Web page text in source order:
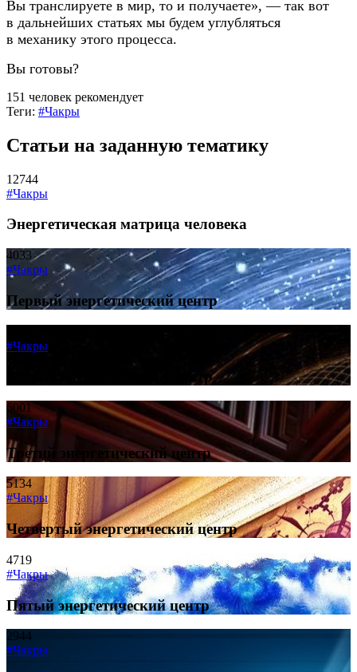
Вы транслируете в мир, то и получаете», — так вот
в дальнейших статьях мы будем углубляться
в механику этого процесса.
Вы готовы?
151 человек рекомендует
Теги: #Чакры
Статьи на заданную тематику
12744
#Чакры
Энергетическая матрица человека
4033
#Чакры
Первый энергетический центр
#Чакры
Второй энергетический центр
6001
#Чакры
Третий энергетический центр
5134
#Чакры
Четвертый энергетический центр
4719
#Чакры
Пятый энергетический центр
2944
#Чакры